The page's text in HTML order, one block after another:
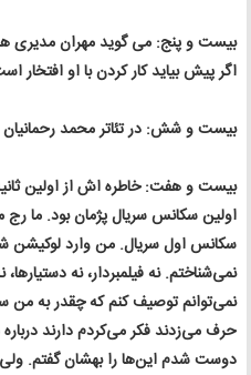
بیست و پنج: می گوید مهران مدیری
اگر پیش بیاید کار کردن با او افتخار
بیست و شش: در تئاتر محمد
بیست و هفت: خاطره اش از اولین
اولین سکانس سریال پژمان بود. ما
سکانس اول سریال. من وارد لوکیشن
نمی‌شناختم. نه فیلمبردار، نه
نمی‌توانم توصیف کنم که چقدر به
حرف می‌زدند فکر می‌کردم دارند
دوست شدم این‌ها را بهشان گفتم.